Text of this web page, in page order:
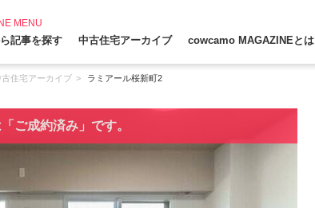
MENU
記事を探す 中古住宅アーカイブ cowcamo MAGAZINEとは
古住宅アーカイブ ラミアール桜新町2
ご成約済み」です。